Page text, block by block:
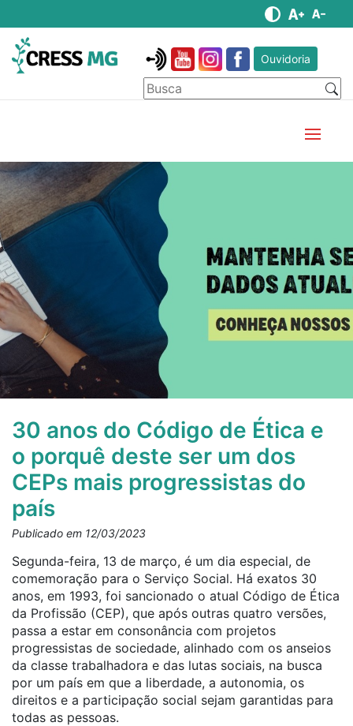
Ouvidoria
30 anos do Código de Ética e
o porquê deste ser um dos
CEPs mais progressistas do
país
Publicado em 12/03/2023
Segunda-feira, 13 de março, é um dia especial, de
comemoração para o Serviço Social. Há exatos 30
anos, em 1993, foi sancionado o atual Código de Ética
da Profissão (CEP), que após outras quatro versões,
passa a estar em consonância com projetos
progressistas de sociedade, alinhado com os anseios
da classe trabalhadora e das lutas sociais, na busca
por um país em que a liberdade, a autonomia, os
direitos e a participação social sejam garantidas para
todas as pessoas.